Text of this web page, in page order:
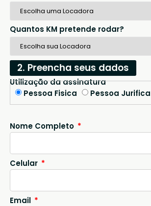
Quantos KM pretende rodar?
2. Preencha seus dados
Utilização da assinatura
Pessoa Fisica
Pessoa Jurifica
Nome Completo
Celular
Email